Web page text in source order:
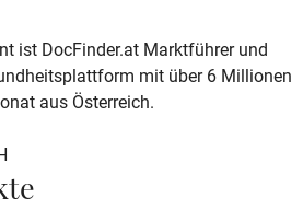
ist DocFinder.at Marktführer und
mit über 6 Millionen
aus Österreich.